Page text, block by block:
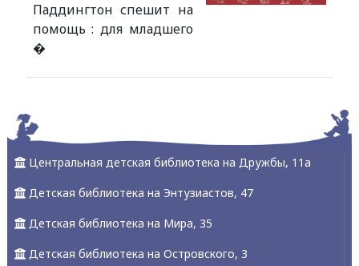
Паддингтон спешит на
помощь : для младшего
�
Центральная детская библиотека на Дружбы, 11а
Детская библиотека на Энтузиастов, 47
Детская библиотека на Мира, 35
Детская библиотека на Островского, 3